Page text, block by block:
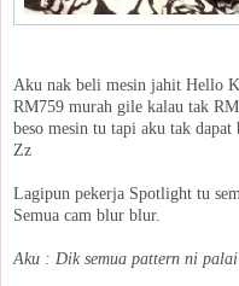
Aku nak beli mesin jahit Hello
RM759 murah gile kalau tak
beso mesin tu tapi aku tak
Zz
Lagipun pekerja Spotlight tu
Semua cam blur blur.
Aku : Dik semua pattern ni